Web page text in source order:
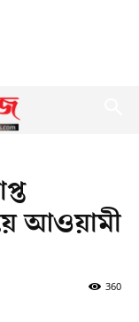
আওয়ামী
360